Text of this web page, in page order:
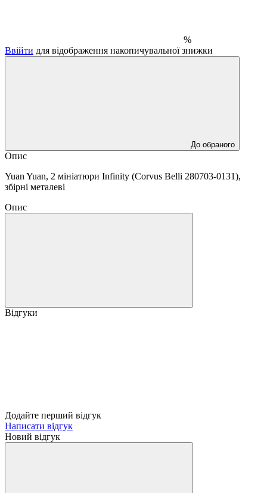
%
Ввійти для відображення накопичувальної знижки
До обраного
Опис
Yuan Yuan, 2 мініатюри Infinity (Corvus Belli 280703-0131),
збірні металеві
Опис
Відгуки
Додайте перший відгук
Написати відгук
Новий відгук